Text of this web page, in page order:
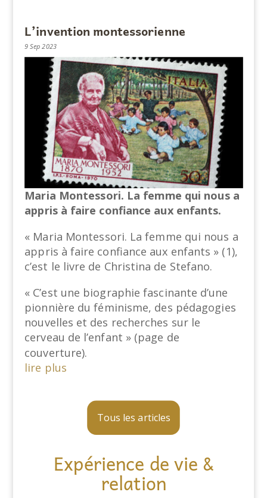
L’invention montessorienne
9 Sep 2023
Maria Montessori. La femme qui nous a
appris à faire confiance aux enfants.
« Maria Montessori. La femme qui nous a
appris à faire confiance aux enfants » (1),
c’est le livre de Christina de Stefano.
« C’est une biographie fascinante d’une
pionnière du féminisme, des pédagogies
nouvelles et des recherches sur le
cerveau de l’enfant » (page de
couverture).
lire plus
Tous les articles
Expérience de vie &
relation